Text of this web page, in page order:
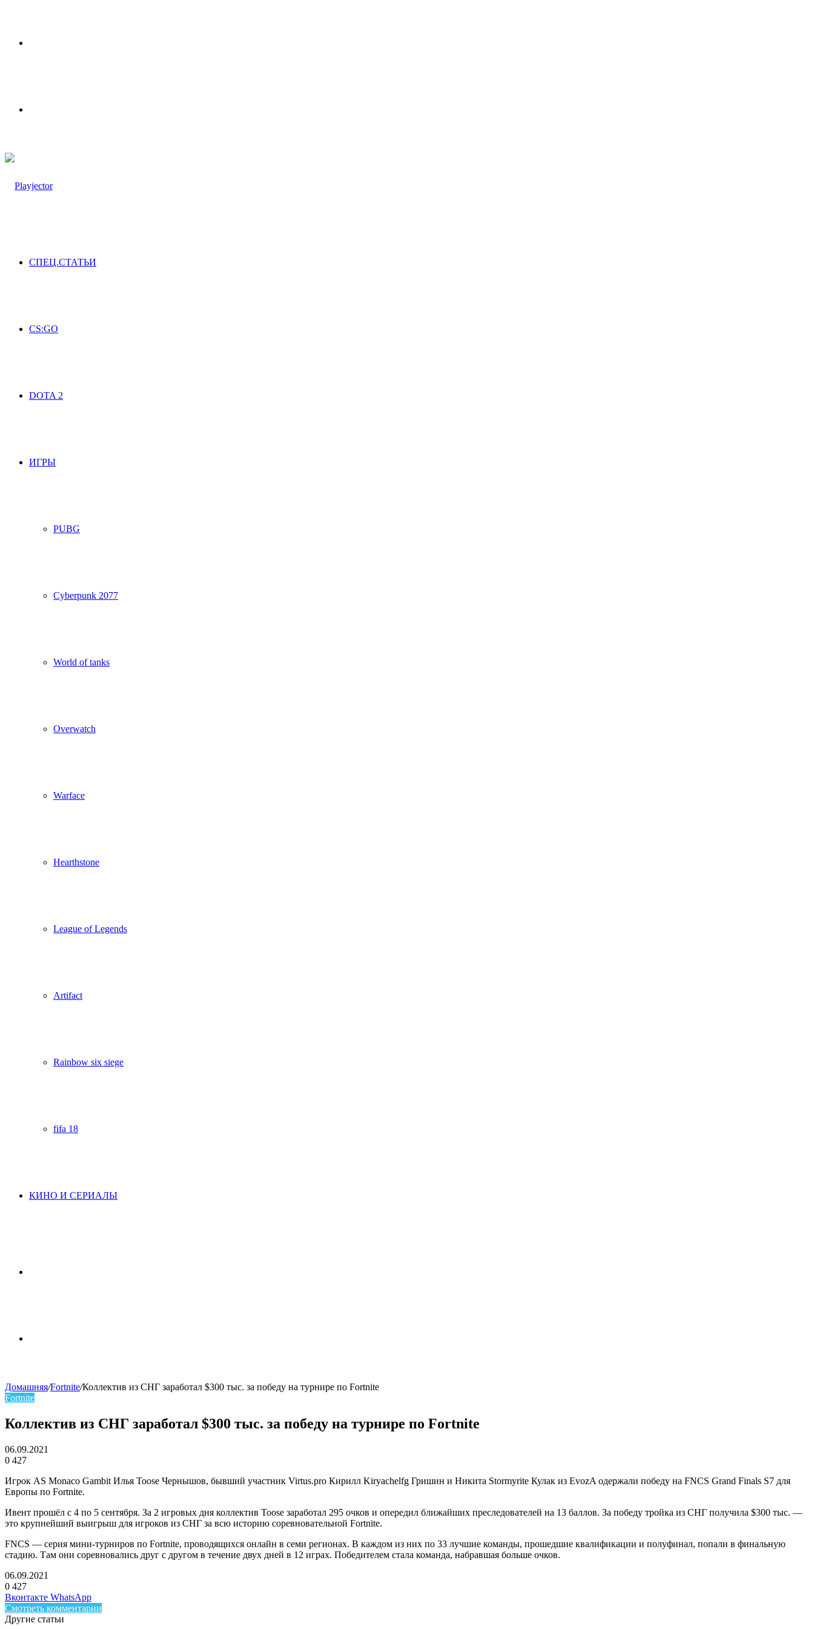
СПЕЦ.СТАТЬИ
CS:GO
DOTA 2
ИГРЫ
PUBG
Cyberpunk 2077
World of tanks
Overwatch
Warface
Hearthstone
League of Legends
Artifact
Rainbow six siege
fifa 18
КИНО И СЕРИАЛЫ
skin
Домашняя/Fortnite/Коллектив из СНГ заработал $300 тыс. за победу на турнире по Fortnite
Fortnite
Коллектив из СНГ заработал $300 тыс. за победу на турнире по Fortnite
06.09.2021
0 427
Игрок AS Monaco Gambit Илья Toose Чернышов, бывший участник Virtus.pro Кирилл Kiryachelfg Гришин и Никита Stormyrite Кулак из EvozA одержали победу на FNCS Grand Finals S7 для
Европы по Fortnite.
Ивент прошёл с 4 по 5 сентября. За 2 игровых дня коллектив Toose заработал 295 очков и опередил ближайших преследователей на 13 баллов. За победу тройка из СНГ получила $300 тыс. —
это крупнейший выигрыш для игроков из СНГ за всю историю соревновательной Fortnite.
FNCS — серия мини-турниров по Fortnite, проводящихся онлайн в семи регионах. В каждом из них по 33 лучшие команды, прошедшие квалификации и полуфинал, попали в финальную
стадию. Там они соревновались друг с другом в течение двух дней в 12 играх. Победителем стала команда, набравшая больше очков.
06.09.2021
0 427
Facebook
Twitter
LinkedIn
Вконтакте WhatsAppTelegram
Смотреть комментарии
Другие статьи